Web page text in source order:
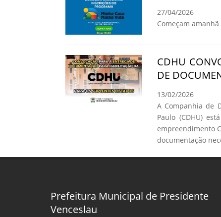
27/04/2026
Começam
CDHU
DE
13/02/2026
A Companhia de
Paulo (CDHU)
empreendimento
documentação
Prefeitura Municipal de Presidente
Venceslau